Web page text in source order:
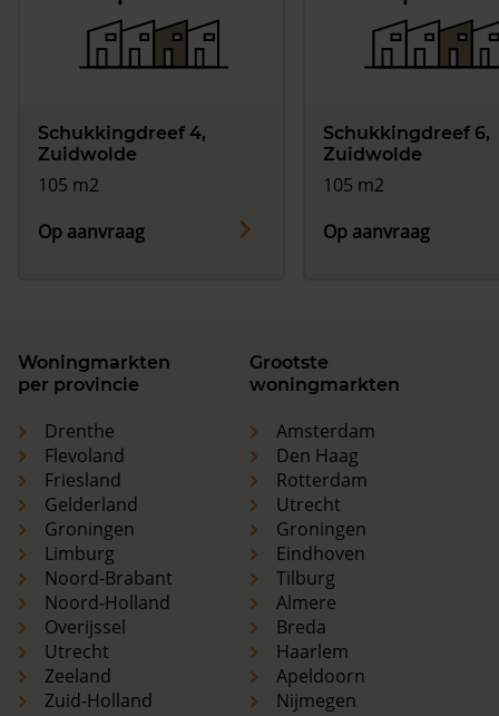
Schukkingdreef 4,
Zuidwolde
105 m2
Op aanvraag
Schukkingdreef 6,
Zuidwolde
105 m2
Op aanvraag
Woningmarkten
per provincie
Drenthe
Flevoland
Friesland
Gelderland
Groningen
Limburg
Noord-Brabant
Noord-Holland
Overijssel
Utrecht
Zeeland
Zuid-Holland
Grootste
woningmarkten
Amsterdam
Den Haag
Rotterdam
Utrecht
Groningen
Eindhoven
Tilburg
Almere
Breda
Haarlem
Apeldoorn
Nijmegen